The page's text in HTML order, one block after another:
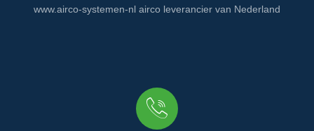
www.airco-systemen-nl airco leverancier van Nederland